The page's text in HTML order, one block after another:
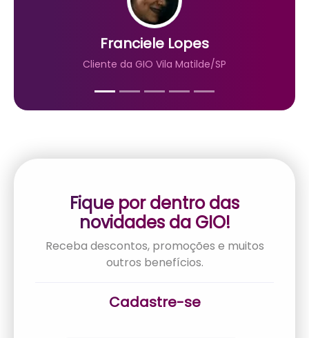
Franciele Lopes
Cliente da GIO Vila Matilde/SP
Fique por dentro das
novidades da GIO!
Receba descontos, promoções e muitos
outros benefícios.
Cadastre-se